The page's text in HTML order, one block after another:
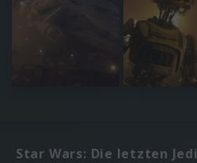
Star Wars: Die letzten Jedi